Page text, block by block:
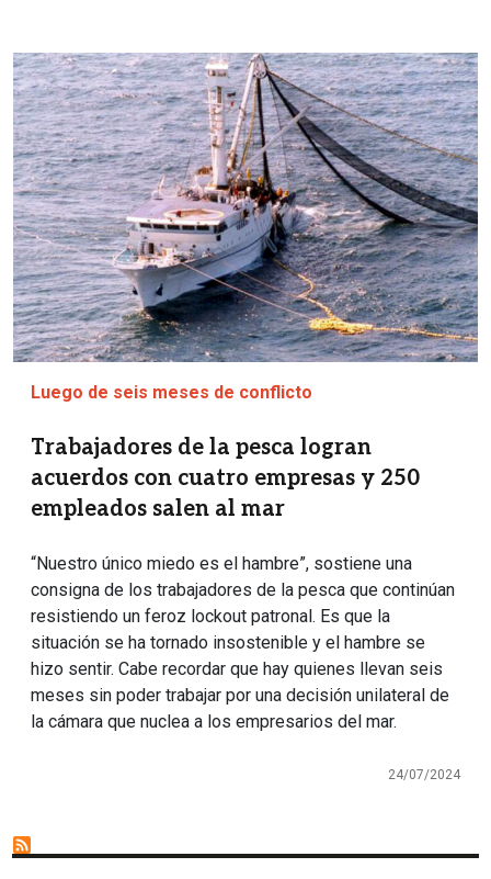
Imagen
Luego de seis meses de conflicto
Trabajadores de la pesca logran
acuerdos con cuatro empresas y 250
empleados salen al mar
“Nuestro único miedo es el hambre”, sostiene una
consigna de los trabajadores de la pesca que continúan
resistiendo un feroz lockout patronal. Es que la
situación se ha tornado insostenible y el hambre se
hizo sentir. Cabe recordar que hay quienes llevan seis
meses sin poder trabajar por una decisión unilateral de
la cámara que nuclea a los empresarios del mar.
24/07/2024